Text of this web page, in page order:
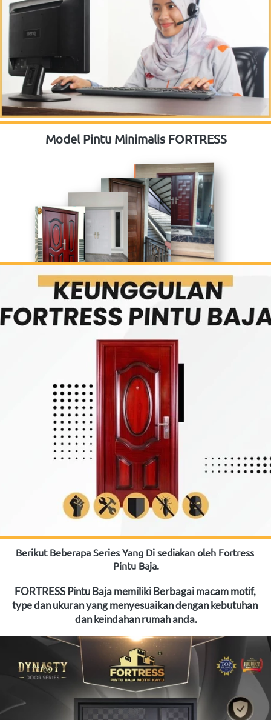
Model Pintu Minimalis FORTRESS
Berikut Beberapa Series Yang Di sediakan oleh Fortress
Pintu Baja.
FORTRESS Pintu Baja memiliki Berbagai macam motif,
type dan ukuran yang menyesuaikan dengan kebutuhan
dan keindahan rumah anda.